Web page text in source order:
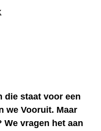
die staat voor een
we Vooruit. Maar
vragen het aan